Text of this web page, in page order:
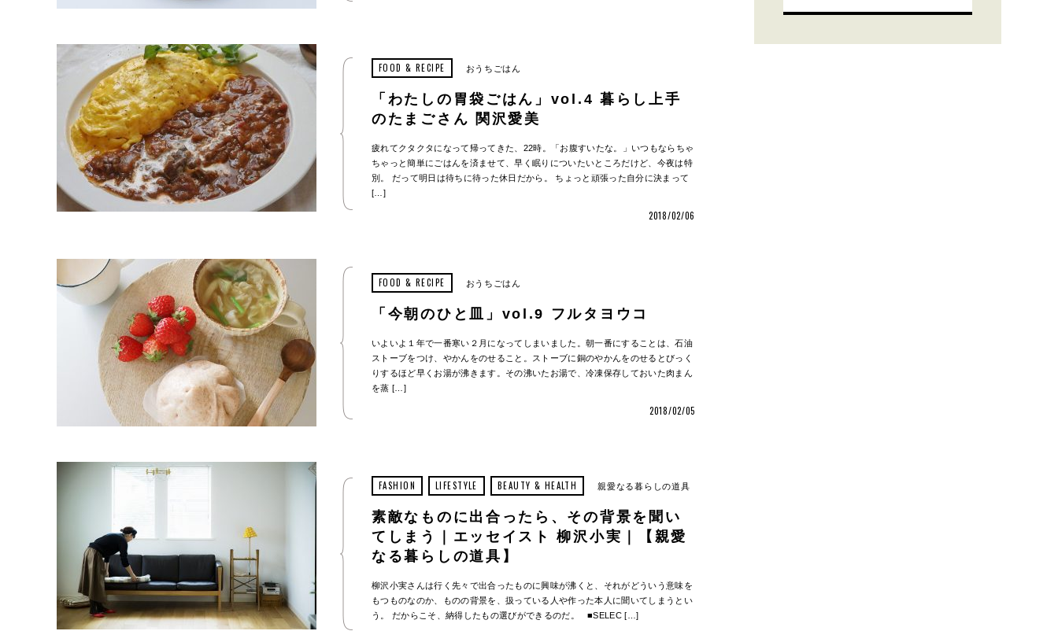
FOOD & RECIPE おうちごはん
「わたしの胃袋ごはん」vol.4 暮らし上手
のたまごさん 関沢愛美
疲れてクタクタになって帰ってきた、22時。「お腹すいたな。」いつもならちゃ
ちゃっと簡単にごはんを済ませて、早く眠りについたいところだけど、今夜は特
別。 だって明日は待ちに待った休日だから。 ちょっと頑張った自分に決まって
[…]
2018/02/06
FOOD & RECIPE おうちごはん
「今朝のひと皿」vol.9 フルタヨウコ
いよいよ１年で一番寒い２月になってしまいました。朝一番にすることは、石油
ストーブをつけ、やかんをのせること。ストーブに銅のやかんをのせるとびっく
りするほど早くお湯が沸きます。その沸いたお湯で、冷凍保存しておいた肉まん
を蒸 […]
2018/02/05
FASHION LIFESTYLE BEAUTY & HEALTH 親愛なる暮らしの道具
素敵なものに出合ったら、その背景を聞い
てしまう｜エッセイスト 柳沢小実｜【親愛
なる暮らしの道具】
柳沢小実さんは行く先々で出合ったものに興味が沸くと、それがどういう意味を
もつものなのか、ものの背景を、扱っている人や作った本人に聞いてしまうとい
う。 だからこそ、納得したもの選びができるのだ。 ■SELEC […]